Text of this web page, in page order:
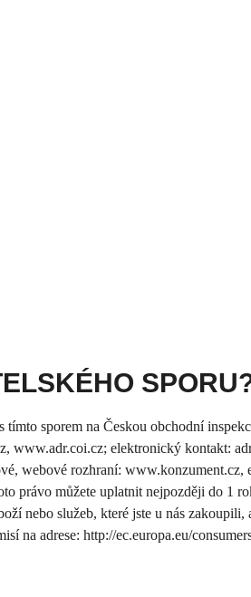
sporem na Českou obchodní
www.adr.coi.cz; elektronický kontakt:
webové rozhraní: www.konzument.cz,
právo můžete uplatnit nejpozději do 1
nebo služeb, které jste u nás zakoupili,
na adrese: http://ec.europa.eu/